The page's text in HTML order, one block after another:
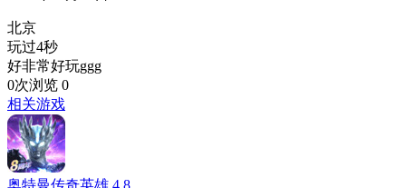
北京
玩过4秒
好非常好玩ggg
0次浏览 0
相关游戏
奥特曼传奇英雄 4.8